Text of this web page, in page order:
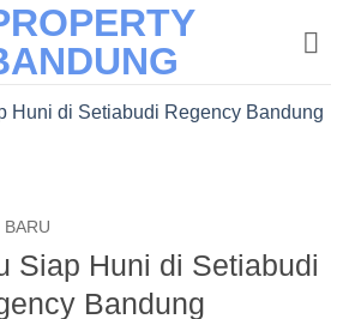
BARU
Siap Huni di Setiabudi
Bandung